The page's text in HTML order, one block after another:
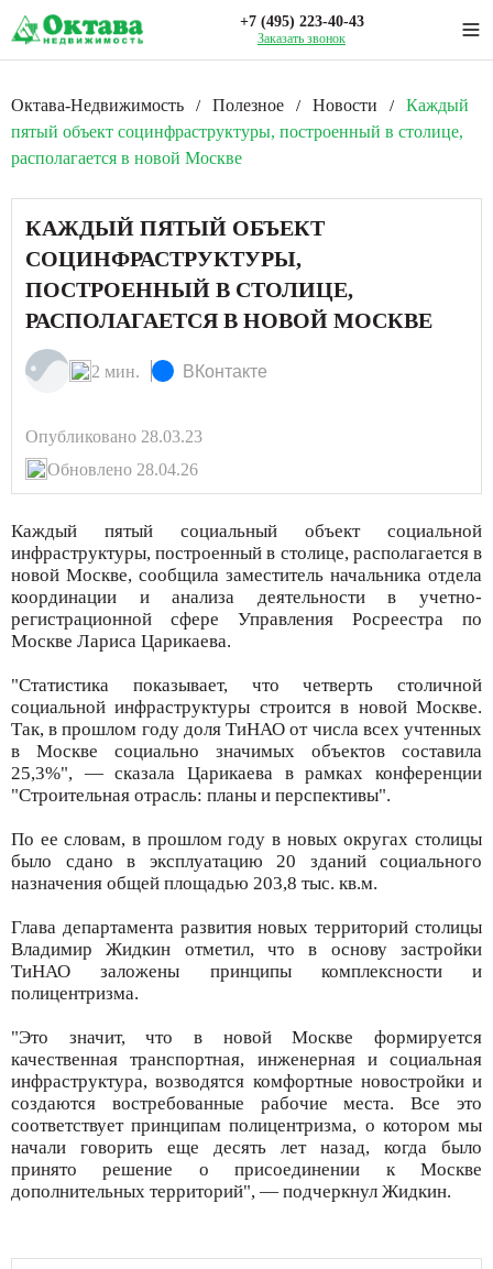
+7 (495) 223-40-43
Заказать звонок
Октава-Недвижимость / Полезное / Новости /
Каждый
пятый объект социнфраструктуры, построенный в столице,
располагается в новой Москве
КАЖДЫЙ ПЯТЫЙ ОБЪЕКТ
СОЦИНФРАСТРУКТУРЫ,
ПОСТРОЕННЫЙ В СТОЛИЦЕ,
РАСПОЛАГАЕТСЯ В НОВОЙ МОСКВЕ
2 мин. ВКонтакте
Опубликовано 28.03.23
Обновлено 28.04.26
Каждый пятый социальный объект социальной
инфраструктуры, построенный в столице, располагается в
новой Москве, сообщила заместитель начальника отдела
координации и анализа деятельности в учетно-
регистрационной сфере Управления Росреестра по
Москве Лариса Царикаева.
"Статистика показывает, что четверть столичной
социальной инфраструктуры строится в новой Москве.
Так, в прошлом году доля ТиНАО от числа всех учтенных
в Москве социально значимых объектов составила
25,3%", — сказала Царикаева в рамках конференции
"Строительная отрасль: планы и перспективы".
По ее словам, в прошлом году в новых округах столицы
было сдано в эксплуатацию 20 зданий социального
назначения общей площадью 203,8 тыс. кв.м.
Глава департамента развития новых территорий столицы
Владимир Жидкин отметил, что в основу застройки
ТиНАО заложены принципы комплексности и
полицентризма.
"Это значит, что в новой Москве формируется
качественная транспортная, инженерная и социальная
инфраструктура, возводятся комфортные новостройки и
создаются востребованные рабочие места. Все это
соответствует принципам полицентризма, о котором мы
начали говорить еще десять лет назад, когда было
принято решение о присоединении к Москве
дополнительных территорий", — подчеркнул Жидкин.